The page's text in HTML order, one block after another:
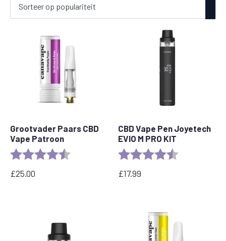
Grootvader Paars CBD
Vape Patroon
Beoordeling: 4.5 out of 5 stars
£25.00
CBD Vape Pen Joyetech
EVIO M PRO KIT
Beoordeling:
£17.99